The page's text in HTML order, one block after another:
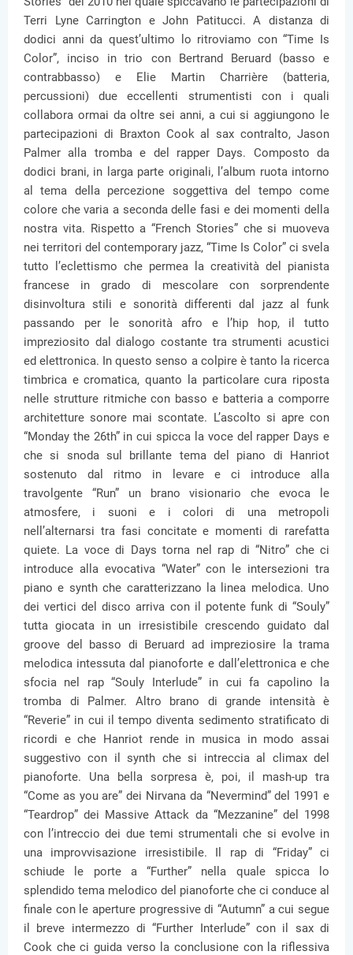
Terri Lyne Carrington e John Patitucci. A distanza di
dodici anni da quest’ultimo lo ritroviamo con “Time Is
Color”, inciso in trio con Bertrand Beruard (basso e
contrabbasso) e Elie Martin Charrière (batteria,
percussioni) due eccellenti strumentisti con i quali
collabora ormai da oltre sei anni, a cui si aggiungono le
partecipazioni di Braxton Cook al sax contralto, Jason
Palmer alla tromba e del rapper Days. Composto da
dodici brani, in larga parte originali, l’album ruota intorno
al tema della percezione soggettiva del tempo come
colore che varia a seconda delle fasi e dei momenti della
nostra vita. Rispetto a “French Stories” che si muoveva
nei territori del contemporary jazz, “Time Is Color” ci svela
tutto l’eclettismo che permea la creatività del pianista
francese in grado di mescolare con sorprendente
disinvoltura stili e sonorità differenti dal jazz al funk
passando per le sonorità afro e l’hip hop, il tutto
impreziosito dal dialogo costante tra strumenti acustici
ed elettronica. In questo senso a colpire è tanto la ricerca
timbrica e cromatica, quanto la particolare cura riposta
nelle strutture ritmiche con basso e batteria a comporre
architetture sonore mai scontate. L’ascolto si apre con
“Monday the 26th” in cui spicca la voce del rapper Days e
che si snoda sul brillante tema del piano di Hanriot
sostenuto dal ritmo in levare e ci introduce alla
travolgente “Run” un brano visionario che evoca le
atmosfere, i suoni e i colori di una metropoli
nell’alternarsi tra fasi concitate e momenti di rarefatta
quiete. La voce di Days torna nel rap di “Nitro” che ci
introduce alla evocativa “Water” con le intersezioni tra
piano e synth che caratterizzano la linea melodica. Uno
dei vertici del disco arriva con il potente funk di “Souly”
tutta giocata in un irresistibile crescendo guidato dal
groove del basso di Beruard ad impreziosire la trama
melodica intessuta dal pianoforte e dall’elettronica e che
sfocia nel rap “Souly Interlude” in cui fa capolino la
tromba di Palmer. Altro brano di grande intensità è
“Reverie” in cui il tempo diventa sedimento stratificato di
ricordi e che Hanriot rende in musica in modo assai
suggestivo con il synth che si intreccia al climax del
pianoforte. Una bella sorpresa è, poi, il mash-up tra
“Come as you are” dei Nirvana da “Nevermind” del 1991 e
“Teardrop” dei Massive Attack da “Mezzanine” del 1998
con l’intreccio dei due temi strumentali che si evolve in
una improvvisazione irresistibile. Il rap di “Friday” ci
schiude le porte a “Further” nella quale spicca lo
splendido tema melodico del pianoforte che ci conduce al
finale con le aperture progressive di “Autumn” a cui segue
il breve intermezzo di “Further Interlude” con il sax di
Cook che ci guida verso la conclusione con la riflessiva